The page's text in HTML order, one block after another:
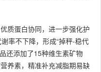
质蛋白协同，进一步强化护
率不下降，形成“掉秤-稳代
还添加了15种维生素矿物
养素，精准补充减脂期易缺